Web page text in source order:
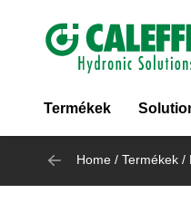
Header
Termékek
Home / Termékek /